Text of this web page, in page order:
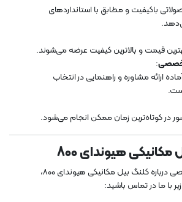
باکیفیت و مطابق با استانداردهای
قیمت و بالاترین کیفیت عرضه می‌شوند.
:
ارائه مشاوره و راهنمایی در انتخاب
در کوتاه‌ترین زمان ممکن انجام می‌شود.
هیوندای 800
برای خرید و مشاوره تخصصی درباره کلنگ بیل مکانیکی هیوندای 800،
با ما در تماس باشید: